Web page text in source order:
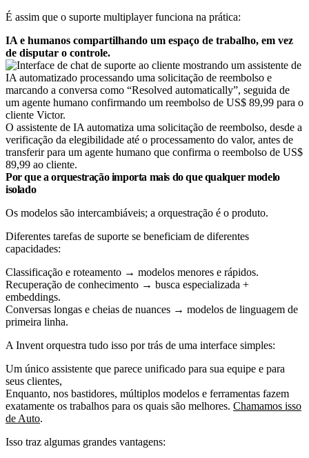
É assim que o suporte multiplayer funciona na prática:
IA e humanos compartilhando um espaço de trabalho, em vez
de disputar o controle.
O assistente de IA automatiza uma solicitação de reembolso, desde a
verificação da elegibilidade até o processamento do valor, antes de
transferir para um agente humano que confirma o reembolso de US$
89,99 ao cliente.
Por que a orquestração importa mais do que qualquer modelo
isolado
Os modelos são intercambiáveis; a orquestração é o produto.
Diferentes tarefas de suporte se beneficiam de diferentes
capacidades:
Classificação e roteamento → modelos menores e rápidos.
Recuperação de conhecimento → busca especializada +
embeddings.
Conversas longas e cheias de nuances → modelos de linguagem de
primeira linha.
A Invent orquestra tudo isso por trás de uma interface simples:
Um único assistente que parece unificado para sua equipe e para
seus clientes,
Enquanto, nos bastidores, múltiplos modelos e ferramentas fazem
exatamente os trabalhos para os quais são melhores. Chamamos isso
de Auto.
Isso traz algumas grandes vantagens: